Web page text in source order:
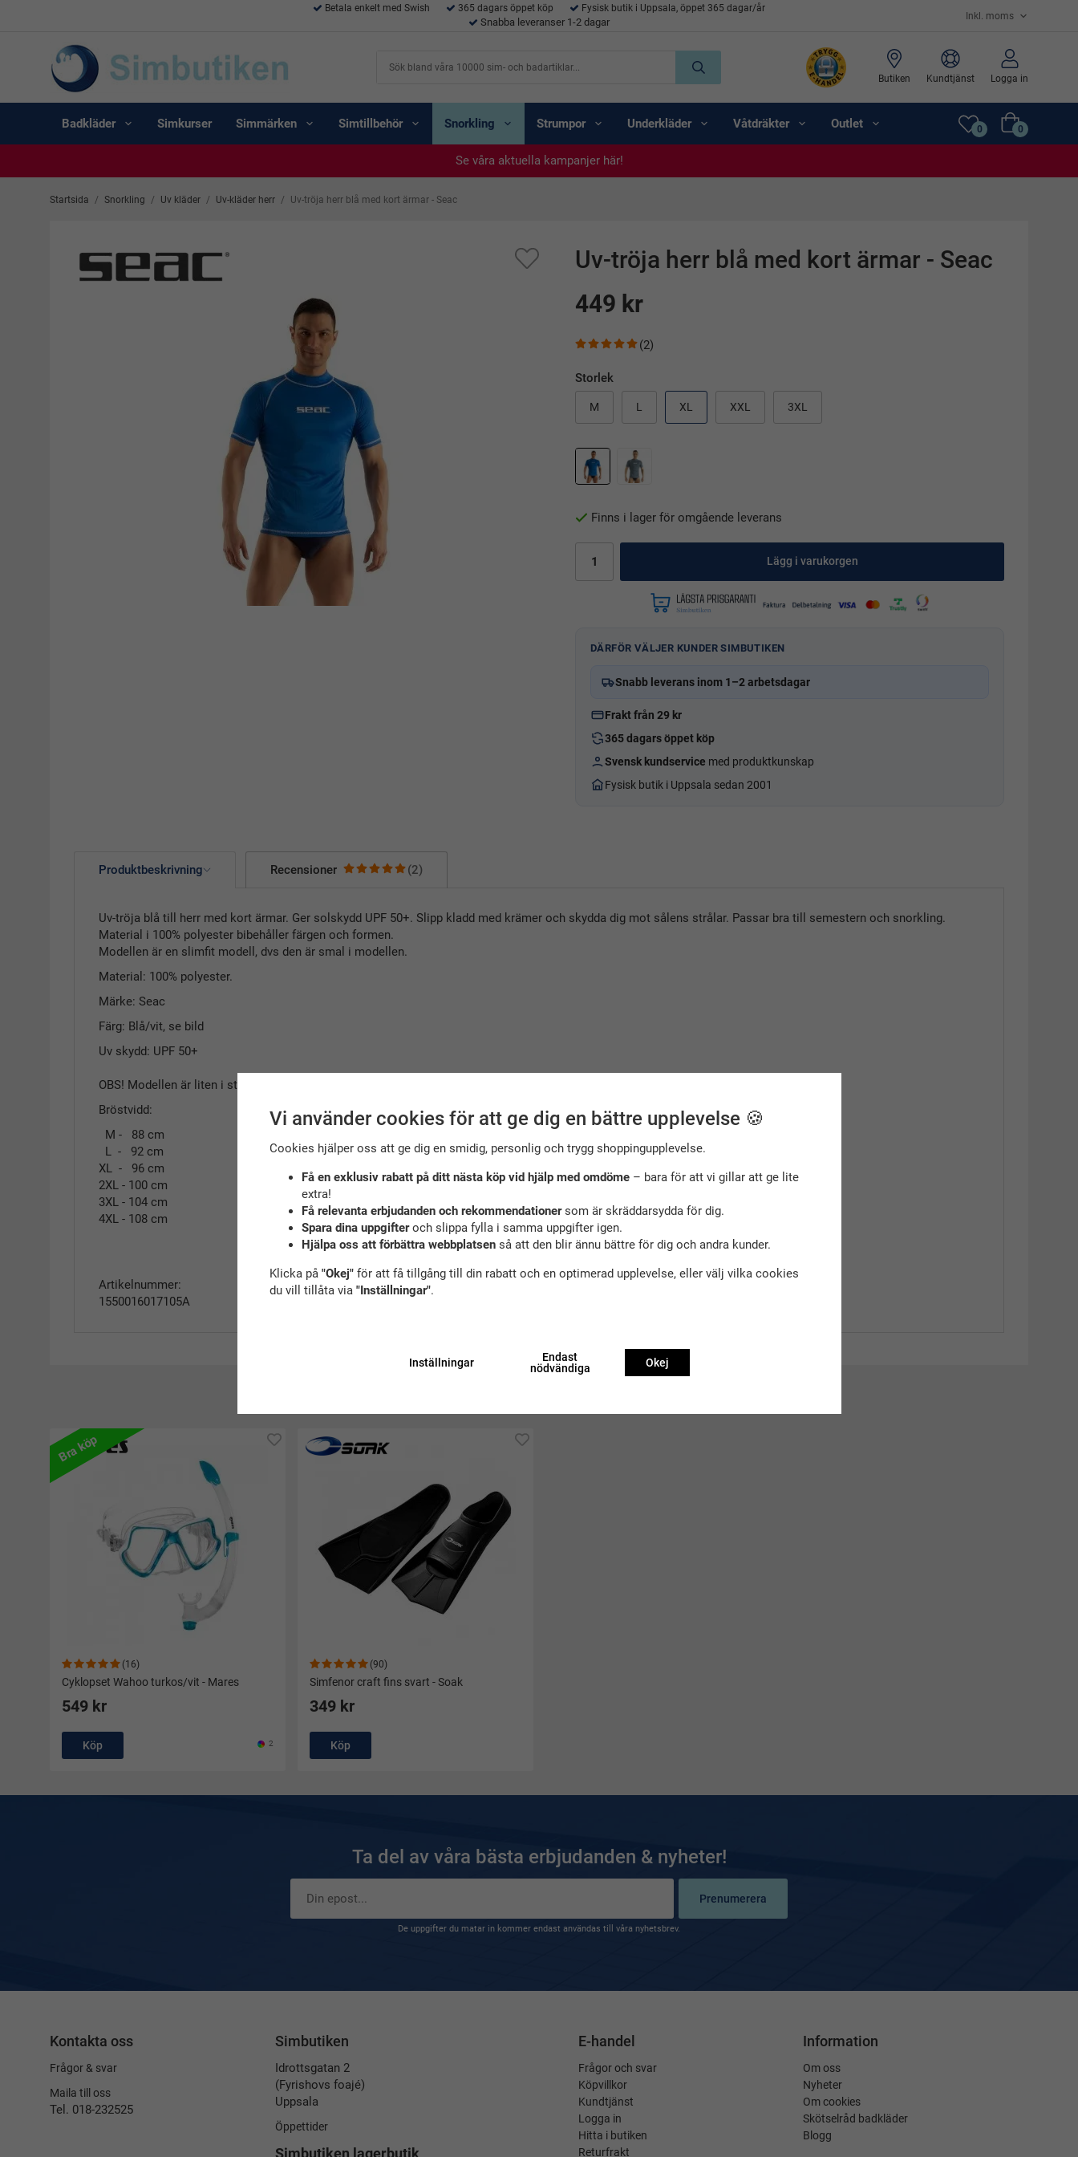
Betala enkelt med Swish 365 dagars öppet köp Fysisk butik i Uppsala, öppet 365 dagar/år
Snabba leveranser 1-2 dagar
Butiken Kundtjänst Logga in
Badkläder Simkurser Simmärken Simtillbehör Snorkling Strumpor Underkläder Våtdräkter Outlet 0 0
Se våra aktuella kampanjer här!
Se våra aktuella kampanjer här!
Se våra aktuella kampanjer här!
Se våra aktuella kampanjer här!
Se våra aktuella kampanjer här!
Startsida / Snorkling / Uv kläder / Uv-kläder herr / Uv-tröja herr blå med kort ärmar - Seac
Uv-tröja herr blå med kort ärmar - Seac
449 kr
(2)
Storlek
M L XL XXL 3XL
Finns i lager för omgående leverans
Lägg i varukorgen
DÄRFÖR VÄLJER KUNDER SIMBUTIKEN
Snabb leverans inom 1–2 arbetsdagar
Frakt från 29 kr
365 dagars öppet köp
Svensk kundservice med produktkunskap
Fysisk butik i Uppsala sedan 2001
Produktbeskrivning Recensioner (2)
Uv-tröja blå till herr med kort ärmar. Ger solskydd UPF 50+. Slipp kladd med krämer och skydda dig mot sålens strålar. Passar bra till semestern och snorkling.
Material i 100% polyester bibehåller färgen och formen.
Modellen är en slimfit modell, dvs den är smal i modellen.
Material: 100% polyester.
Märke: Seac
Färg: Blå/vit, se bild
Uv skydd: UPF 50+
OBS! Modellen är liten i storleken
Bröstvidd:
M - 88 cm
L - 92 cm
XL - 96 cm
2XL - 100 cm
3XL - 104 cm
4XL - 108 cm
Artikelnummer:
1550016017105A
(16)
Cyklopset Wahoo turkos/vit - Mares
Bra köp
549 kr
Köp 2
(90)
Simfenor craft fins svart - Soak
349 kr
Köp
Ta del av våra bästa erbjudanden & nyheter!
Prenumerera
De uppgifter du matar in kommer endast användas till våra nyhetsbrev.
Kontakta oss
Frågor & svar
Maila till oss
Tel. 018-232525
Simbutiken
Idrottsgatan 2
(Fyrishovs foajé)
Uppsala
Öppettider
Simbutiken lagerbutik
E-handel
Frågor och svar
Köpvillkor
Kundtjänst
Logga in
Hitta i butiken
Returfrakt
Information
Om oss
Nyheter
Om cookies
Skötselråd badkläder
Blogg
Vi använder cookies för att ge dig en bättre upplevelse 🍪
Cookies hjälper oss att ge dig en smidig, personlig och trygg shoppingupplevelse.
Få en exklusiv rabatt på ditt nästa köp vid hjälp med omdöme– bara för att vi gillar att ge lite
extra!
Få relevanta erbjudanden och rekommendationersom är skräddarsydda för dig.
Spara dina uppgifteroch slippa fylla i samma uppgifter igen.
Hjälpa oss att förbättra webbplatsenså att den blir ännu bättre för dig och andra kunder.
Klicka på "Okej"för att få tillgång till din rabatt och en optimerad upplevelse, eller välj vilka cookies
du vill tillåta via "Inställningar".
Inställningar
Endast
nödvändiga
Okej